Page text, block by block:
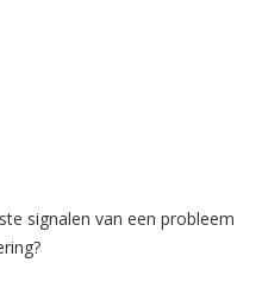
signalen van een probleem